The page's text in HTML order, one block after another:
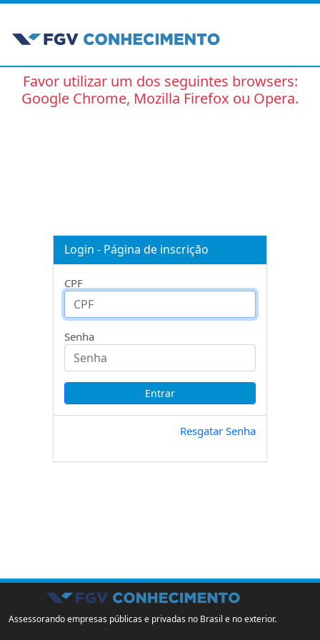
Favor utilizar um dos seguintes browsers:
Google Chrome, Mozilla Firefox ou Opera.
Login - Página de inscrição
CPF
Senha
Resgatar Senha
Assessorando empresas públicas e privadas no Brasil e no exterior.